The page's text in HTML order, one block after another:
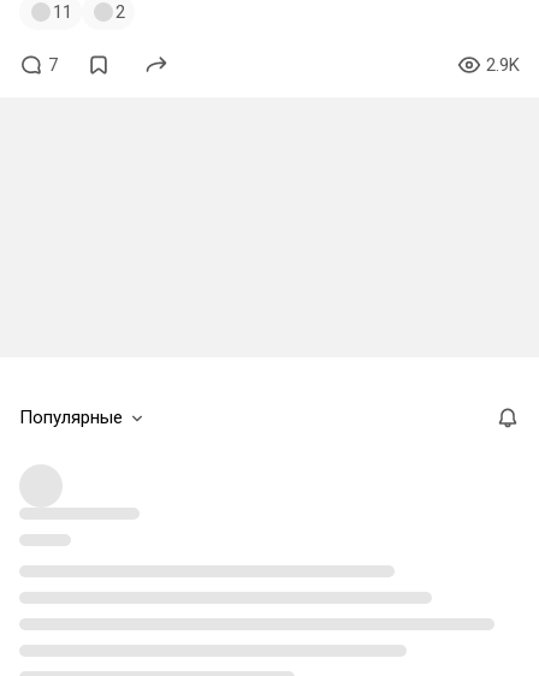
11 2
7 2.9K
Популярные